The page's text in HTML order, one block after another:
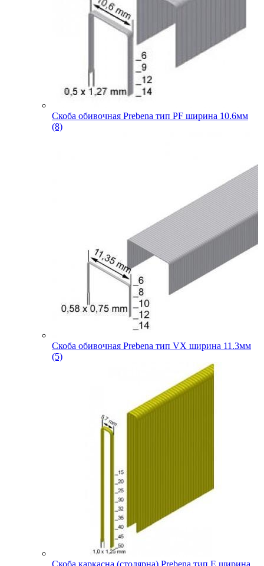
Скоба обивочная Prebena тип PF ширина 10.6мм
(8)
Скоба обивочная Prebena тип VX ширина 11.3мм
(5)
Скоба каркасна (столярна) Prebena тип E ширина